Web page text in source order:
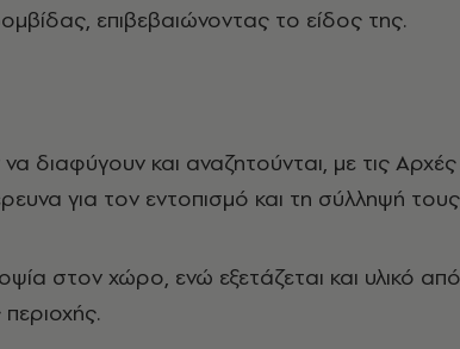
επιβεβαιώνοντας το είδος της.
διαφύγουν και αναζητούνται, με τις Αρχές
για τον εντοπισμό και τη σύλληψή
στον χώρο, ενώ εξετάζεται και υλικό από